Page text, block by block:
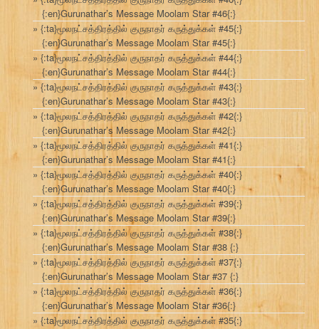
{:en}Gurunathar’s Message Moolam Star #46{:}
{:ta}மூலநட்சத்திரத்தில் குருநாதர் கருத்துக்கள் #45{:}
{:en}Gurunathar’s Message Moolam Star #45{:}
{:ta}மூலநட்சத்திரத்தில் குருநாதர் கருத்துக்கள் #44{:}
{:en}Gurunathar’s Message Moolam Star #44{:}
{:ta}மூலநட்சத்திரத்தில் குருநாதர் கருத்துக்கள் #43{:}
{:en}Gurunathar’s Message Moolam Star #43{:}
{:ta}மூலநட்சத்திரத்தில் குருநாதர் கருத்துக்கள் #42{:}
{:en}Gurunathar’s Message Moolam Star #42{:}
{:ta}மூலநட்சத்திரத்தில் குருநாதர் கருத்துக்கள் #41{:}
{:en}Gurunathar’s Message Moolam Star #41{:}
{:ta}மூலநட்சத்திரத்தில் குருநாதர் கருத்துக்கள் #40{:}
{:en}Gurunathar’s Message Moolam Star #40{:}
{:ta}மூலநட்சத்திரத்தில் குருநாதர் கருத்துக்கள் #39{:}
{:en}Gurunathar’s Message Moolam Star #39{:}
{:ta}மூலநட்சத்திரத்தில் குருநாதர் கருத்துக்கள் #38{:}
{:en}Gurunathar’s Message Moolam Star #38 {:}
{:ta}மூலநட்சத்திரத்தில் குருநாதர் கருத்துக்கள் #37{:}
{:en}Gurunathar’s Message Moolam Star #37 {:}
{:ta}மூலநட்சத்திரத்தில் குருநாதர் கருத்துக்கள் #36{:}
{:en}Gurunathar’s Message Moolam Star #36{:}
{:ta}மூலநட்சத்திரத்தில் குருநாதர் கருத்துக்கள் #35{:}